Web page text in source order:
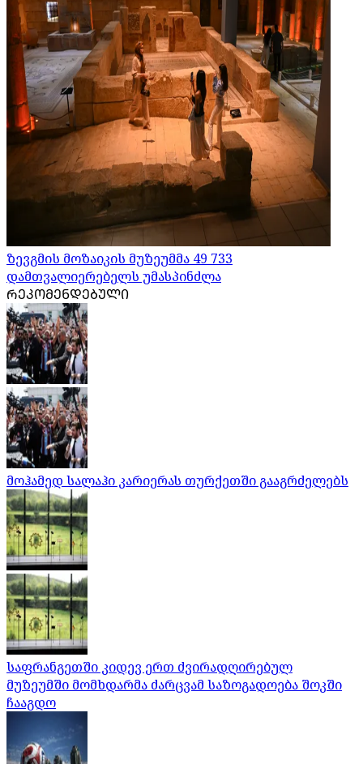
ზევგმის მოზაიკის მუზეუმმა 49 733
დამთვალიერებელს უმასპინძლა
ᲠᲔᲙᲝᲛᲔᲜᲓᲔᲑᲣᲚᲘ
მოჰამედ სალაჰი კარიერას თურქეთში გააგრძელებს
საფრანგეთში კიდევ ერთ ძვირადღირებულ
მუზეუმში მომხდარმა ძარცვამ საზოგადოება შოკში
ჩააგდო